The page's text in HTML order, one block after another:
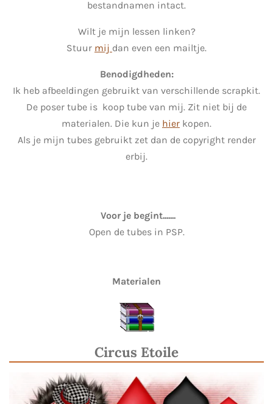
bestandnamen intact.
Wilt je mijn lessen linken?
Stuur mij dan even een mailtje.
Benodigdheden:
Ik heb afbeeldingen gebruikt van verschillende scrapkit.
De poser tube is koop tube van mij. Zit niet bij de
materialen. Die kun je hier kopen.
Als je mijn tubes gebruikt zet dan de copyright render
erbij.
Voor je begint.......
Open de tubes in PSP.
Materialen
Circus Etoile